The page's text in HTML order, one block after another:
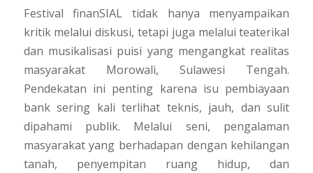
Festival finanSIAL tidak hanya menyampaikan
kritik melalui diskusi, tetapi juga melalui teaterikal
dan musikalisasi puisi yang mengangkat realitas
masyarakat Morowali, Sulawesi Tengah.
Pendekatan ini penting karena isu pembiayaan
bank sering kali terlihat teknis, jauh, dan sulit
dipahami publik. Melalui seni, pengalaman
masyarakat yang berhadapan dengan kehilangan
tanah, penyempitan ruang hidup, dan